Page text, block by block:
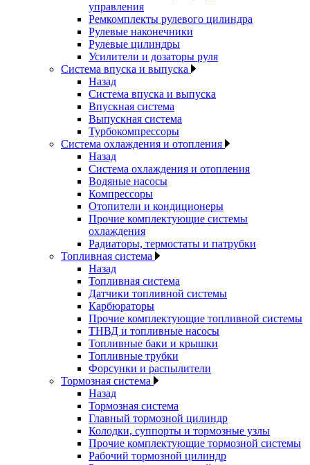
управления
Ремкомплекты рулевого цилиндра
Рулевые наконечники
Рулевые цилиндры
Усилители и дозаторы руля
Система впуска и выпуска
Назад
Система впуска и выпуска
Впускная система
Выпускная система
Турбокомпрессоры
Система охлаждения и отопления
Назад
Система охлаждения и отопления
Водяные насосы
Компрессоры
Отопители и кондиционеры
Прочие комплектующие системы
охлаждения
Радиаторы, термостаты и патрубки
Топливная система
Назад
Топливная система
Датчики топливной системы
Карбюраторы
Прочие комплектующие топливной системы
ТНВД и топливные насосы
Топливные баки и крышки
Топливные трубки
Форсунки и распылители
Тормозная система
Назад
Тормозная система
Главный тормозной цилиндр
Колодки, суппорты и тормозные узлы
Прочие комплектующие тормозной системы
Рабочий тормозной цилиндр